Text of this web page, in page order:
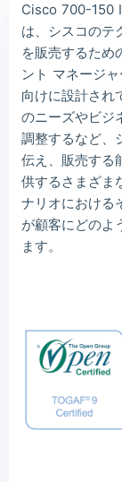
Lia***
Wil***
Luc***
Cisco 700-150
は、シスコのテ
を販売するため
ント マネージ
向けに設計され
のニーズやビジ
調整するなど、
伝え、販売する
供するさまざま
ナリオにおける
が顧客にどのよ
ます。